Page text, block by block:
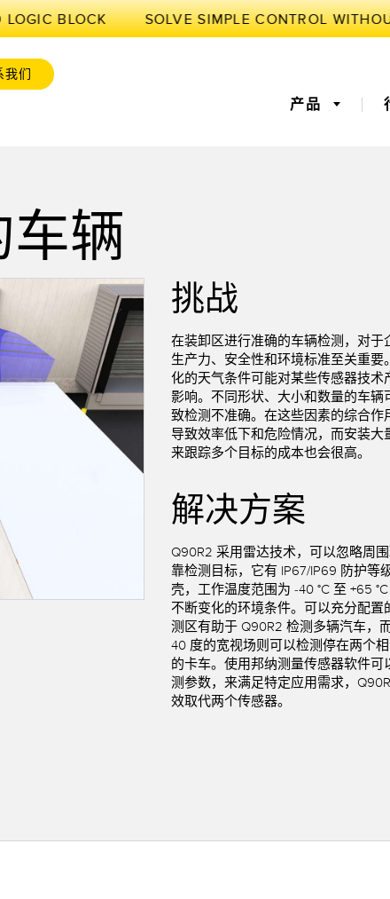
BLOCK
我们
产品
激光测距
超声波传感器
器
色标、颜色和荧光传感器
束传感器
状态监测传感器 无线状态监测
软件
传感器GUI软件
邦纳测量传感器软件
联网与智能工厂
前缘检测
盘取件呼
状况监测：预测性维护和预
防性维护
态监控 预测性维护与状态监控
辆
挑战
在装卸区进行准确的车辆检测 ，对于
生产力、安全性和环境标准至关重要
化的天气条件可能对某些传感器技术
影响。不同形状、大小和数量的车辆
致检测不准确。在这些因素的综合作
导致效率低下和危险情况，而安装大
来跟踪多个目标的成本也会很高。
解决方案
Q90R2 采用雷达技术，可以忽略周
靠检测目标，它有 IP67/IP69 防护等
壳，工作温度范围为 -40 °C 至 +65
不断变化的环境条件。可以充分配置
测区有助于 Q90R2 检测多辆汽车，
40 度的宽视场则可以检测停在两个
的卡车。使用邦纳测量传感器软件可
测参数，来满足特定应用需求，
效取代两个传感器。